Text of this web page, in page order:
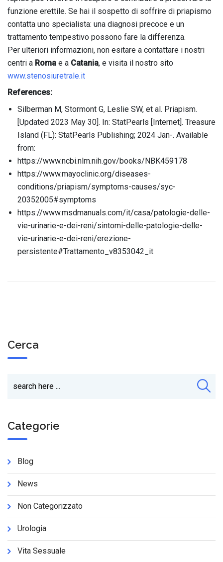
funzione erettile. Se hai il sospetto di soffrire di priapismo
contatta uno specialista: una diagnosi precoce e un
trattamento tempestivo possono fare la differenza.
Per ulteriori informazioni, non esitare a contattare i nostri
centri a Roma e a Catania, e visita il nostro sito
www.stenosiuretrale.it
References:
Silberman M, Stormont G, Leslie SW, et al. Priapism.
[Updated 2023 May 30]. In: StatPearls [Internet]. Treasure
Island (FL): StatPearls Publishing; 2024 Jan-. Available
from:
https://www.ncbi.nlm.nih.gov/books/NBK459178
https://www.mayoclinic.org/diseases-
conditions/priapism/symptoms-causes/syc-
20352005#symptoms
https://www.msdmanuals.com/it/casa/patologie-delle-
vie-urinarie-e-dei-reni/sintomi-delle-patologie-delle-
vie-urinarie-e-dei-reni/erezione-
persistente#Trattamento_v8353042_it
Cerca
Categorie
Blog
News
Non Categorizzato
Urologia
Vita Sessuale